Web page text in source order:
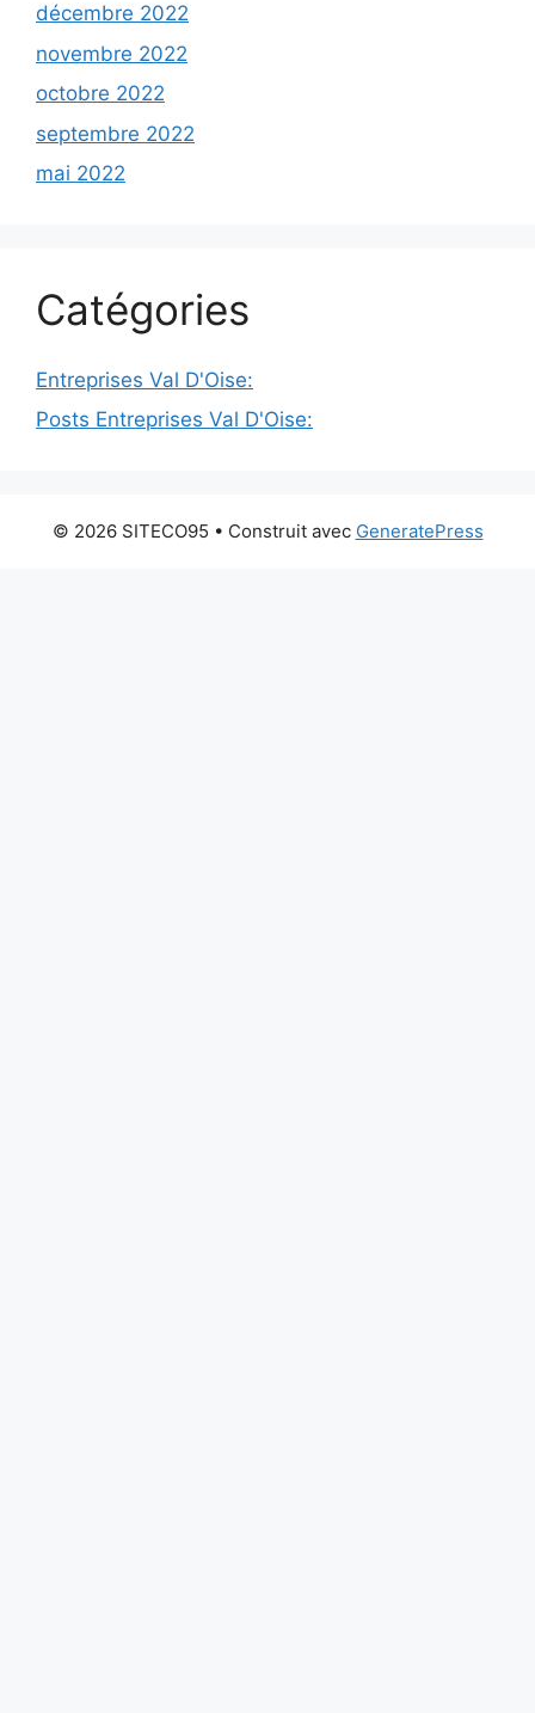
décembre 2022
novembre 2022
octobre 2022
septembre 2022
mai 2022
Catégories
Entreprises Val D'Oise:
Posts Entreprises Val D'Oise:
© 2026 SITECO95 • Construit avec GeneratePress